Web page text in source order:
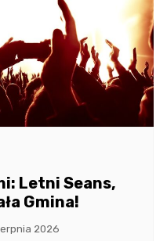
Letni Seans,
Gmina!
2026